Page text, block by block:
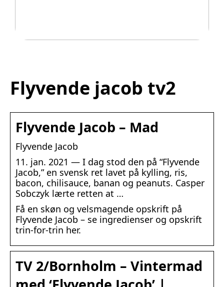
Flyvende jacob tv2
Flyvende Jacob – Mad
Flyvende Jacob
11. jan. 2021 — I dag stod den på “Flyvende
Jacob,” en svensk ret lavet på kylling, ris,
bacon, chilisauce, banan og peanuts. Casper
Sobczyk lærte retten at …
Få en skøn og velsmagende opskrift på
Flyvende Jacob – se ingredienser og opskrift
trin-for-trin her.
TV 2/Bornholm – Vintermad